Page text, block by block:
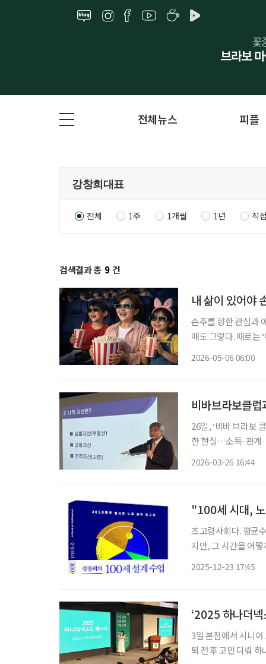
전체뉴스 피플
전체 1주 1개월 1년 직
검색결과 총 9 건
내 삶이 있어야
손주를 향한 관심과
때도 그렇다. 때로는
2026-05-06 06:00
비바브라보클
26일, ‘비바 브라보
한 현실…소득·관계·역할 설계가 노후 좌
2026-03-26 16:44
"100세 시대, 노
초고령사회다. 평균
지만, 그 시간을 어
2025-12-23 17:45
‘2025 하나더넥
3일 본점에서 시니
퇴 전후 고민 다뤄 하나은행은 3일 서울 중구 을지로 본점에서 열린 ‘2025 하나더넥스트 페스